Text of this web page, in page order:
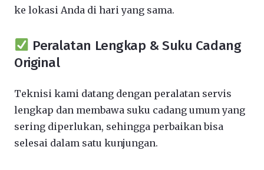
ke lokasi Anda di hari yang sama.
Peralatan Lengkap & Suku Cadang
Original
Teknisi kami datang dengan peralatan servis
lengkap dan membawa suku cadang umum yang
sering diperlukan, sehingga perbaikan bisa
selesai dalam satu kunjungan.